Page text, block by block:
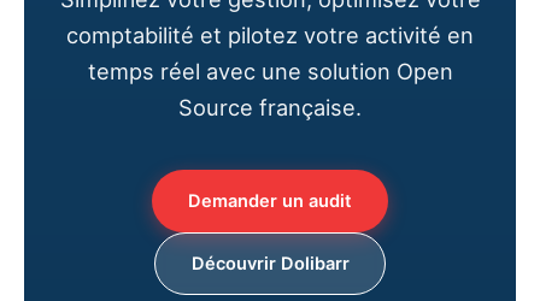
comptabilité et pilotez votre activité en
temps réel avec une solution Open
Source française.
Demander un audit
Découvrir Dolibarr